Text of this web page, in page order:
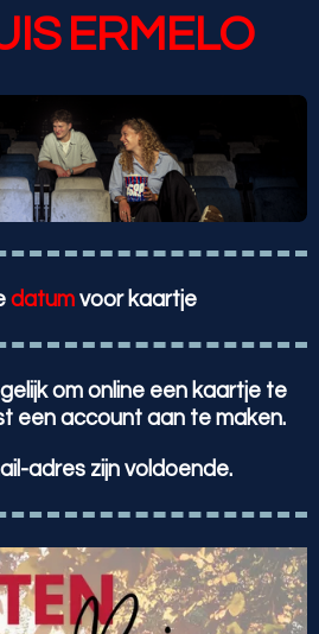
ERMELO
datum voor kaartje
om online een kaartje te
een account aan te maken.
adres zijn voldoende.